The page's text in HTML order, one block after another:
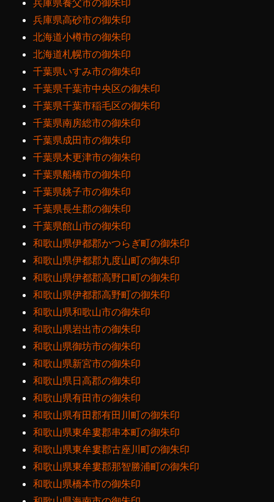
兵庫県養父市の御朱印
兵庫県高砂市の御朱印
北海道小樽市の御朱印
北海道札幌市の御朱印
千葉県いすみ市の御朱印
千葉県千葉市中央区の御朱印
千葉県千葉市稲毛区の御朱印
千葉県南房総市の御朱印
千葉県成田市の御朱印
千葉県木更津市の御朱印
千葉県船橋市の御朱印
千葉県銚子市の御朱印
千葉県長生郡の御朱印
千葉県館山市の御朱印
和歌山県伊都郡かつらぎ町の御朱印
和歌山県伊都郡九度山町の御朱印
和歌山県伊都郡高野口町の御朱印
和歌山県伊都郡高野町の御朱印
和歌山県和歌山市の御朱印
和歌山県岩出市の御朱印
和歌山県御坊市の御朱印
和歌山県新宮市の御朱印
和歌山県日高郡の御朱印
和歌山県有田市の御朱印
和歌山県有田郡有田川町の御朱印
和歌山県東牟婁郡串本町の御朱印
和歌山県東牟婁郡古座川町の御朱印
和歌山県東牟婁郡那智勝浦町の御朱印
和歌山県橋本市の御朱印